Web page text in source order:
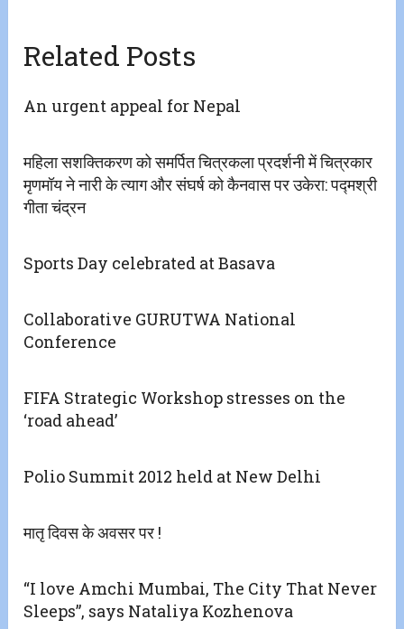
Related Posts
An urgent appeal for Nepal
महिला सशक्तिकरण को समर्पित चित्रकला प्रदर्शनी में चित्रकार
मृणमॉय ने नारी के त्याग और संघर्ष को कैनवास पर उकेरा: पद्मश्री
गीता चंद्रन
Sports Day celebrated at Basava
Collaborative GURUTWA National
Conference
FIFA Strategic Workshop stresses on the
‘road ahead’
Polio Summit 2012 held at New Delhi
मातृ दिवस के अवसर पर !
“I love Amchi Mumbai, The City That Never
Sleeps”, says Nataliya Kozhenova